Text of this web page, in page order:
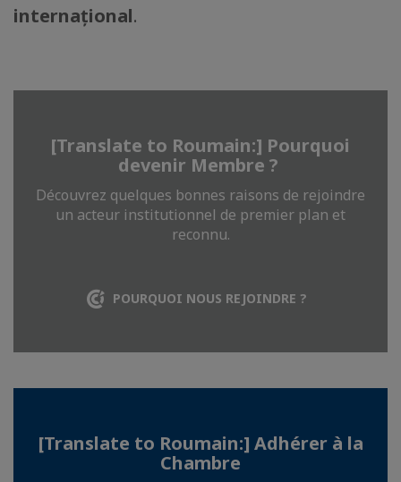
internațional.
[Translate to Roumain:] Pourquoi
devenir Membre ?
Découvrez quelques bonnes raisons de rejoindre
un acteur institutionnel de premier plan et
reconnu.
POURQUOI NOUS REJOINDRE ?
[Translate to Roumain:] Adhérer à la
Chambre